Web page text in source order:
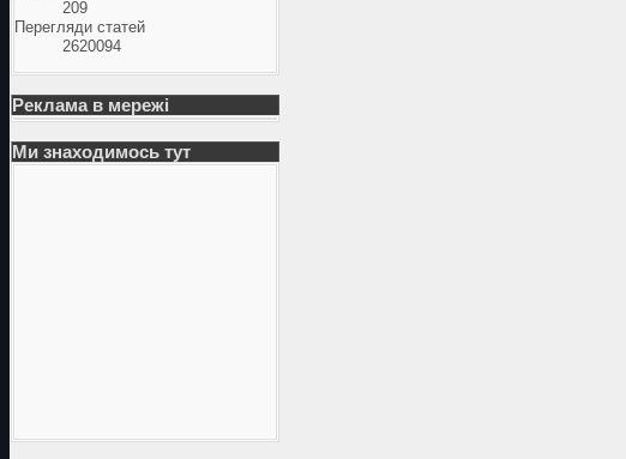
209
Перегляди статей
2620094
Реклама в мережі
Ми знаходимось тут